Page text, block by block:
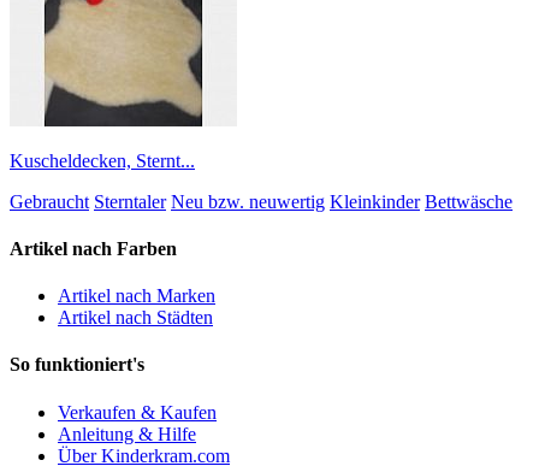
Kuscheldecken, Sternt...
Gebraucht Sterntaler Neu bzw. neuwertig Kleinkinder Bettwäsche
Artikel nach Farben
Artikel nach Marken
Artikel nach Städten
So funktioniert's
Verkaufen & Kaufen
Anleitung & Hilfe
Über Kinderkram.com